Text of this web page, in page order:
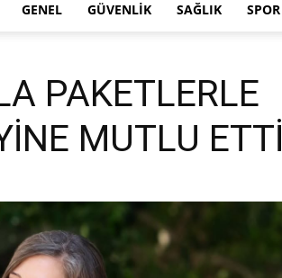
GENEL GÜVENLIK SAĞLIK SPOR
PAKETLERLE
MUTLU ETTİ